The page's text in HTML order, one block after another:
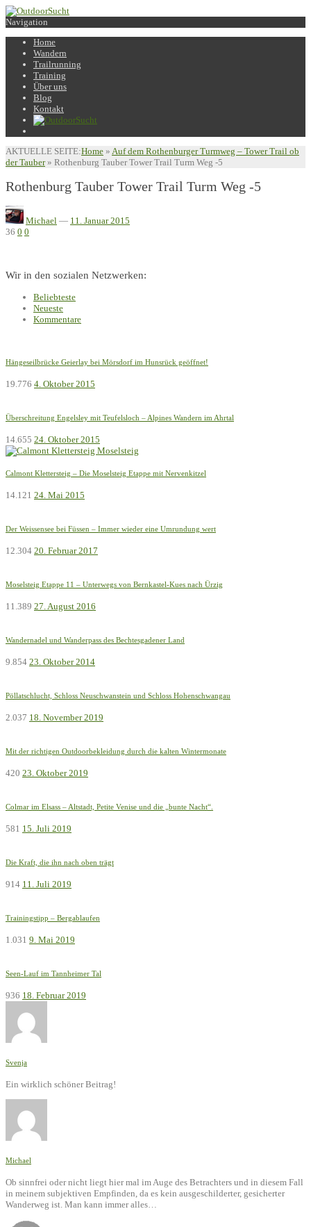
Navigation
Home
Wandern
Trailrunning
Training
Über uns
Blog
Kontakt
AKTUELLE SEITE:Home » Auf dem Rothenburger Turmweg – Tower Trail ob
der Tauber » Rothenburg Tauber Tower Trail Turm Weg -5
Rothenburg Tauber Tower Trail Turm Weg -5
Michael — 11. Januar 2015
36 0 0
Wir in den sozialen Netzwerken:
Beliebteste
Neueste
Kommentare
Hängeseilbrücke Geierlay bei Mörsdorf im Hunsrück geöffnet!
19.776 4. Oktober 2015
Überschreitung Engelsley mit Teufelsloch – Alpines Wandern im Ahrtal
14.655 24. Oktober 2015
Calmont Klettersteig – Die Moselsteig Etappe mit Nervenkitzel
14.121 24. Mai 2015
Der Weissensee bei Füssen – Immer wieder eine Umrundung wert
12.304 20. Februar 2017
Moselsteig Etappe 11 – Unterwegs von Bernkastel-Kues nach Ürzig
11.389 27. August 2016
Wandernadel und Wanderpass des Bechtesgadener Land
9.854 23. Oktober 2014
Pöllatschlucht, Schloss Neuschwanstein und Schloss Hohenschwangau
2.037 18. November 2019
Mit der richtigen Outdoorbekleidung durch die kalten Wintermonate
420 23. Oktober 2019
Colmar im Elsass – Altstadt, Petite Venise und die „bunte Nacht“.
581 15. Juli 2019
Die Kraft, die ihn nach oben trägt
914 11. Juli 2019
Trainingstipp – Bergablaufen
1.031 9. Mai 2019
Seen-Lauf im Tannheimer Tal
936 18. Februar 2019
Svenja
Ein wirklich schöner Beitrag!
Michael
Ob sinnfrei oder nicht liegt hier mal im Auge des Betrachters und in diesem Fall
in meinem subjektiven Empfinden, da es kein ausgeschilderter, gesicherter
Wanderweg ist. Man kann immer alles…